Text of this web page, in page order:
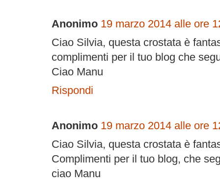
Anonimo 19 marzo 2014 alle ore
Ciao Silvia, questa crostata è
complimenti per il tuo blog che
Ciao Manu
Rispondi
Anonimo 19 marzo 2014 alle ore
Ciao Silvia, questa crostata è
Complimenti per il tuo blog, che
ciao Manu